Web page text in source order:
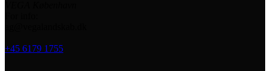
+45 6179 1755